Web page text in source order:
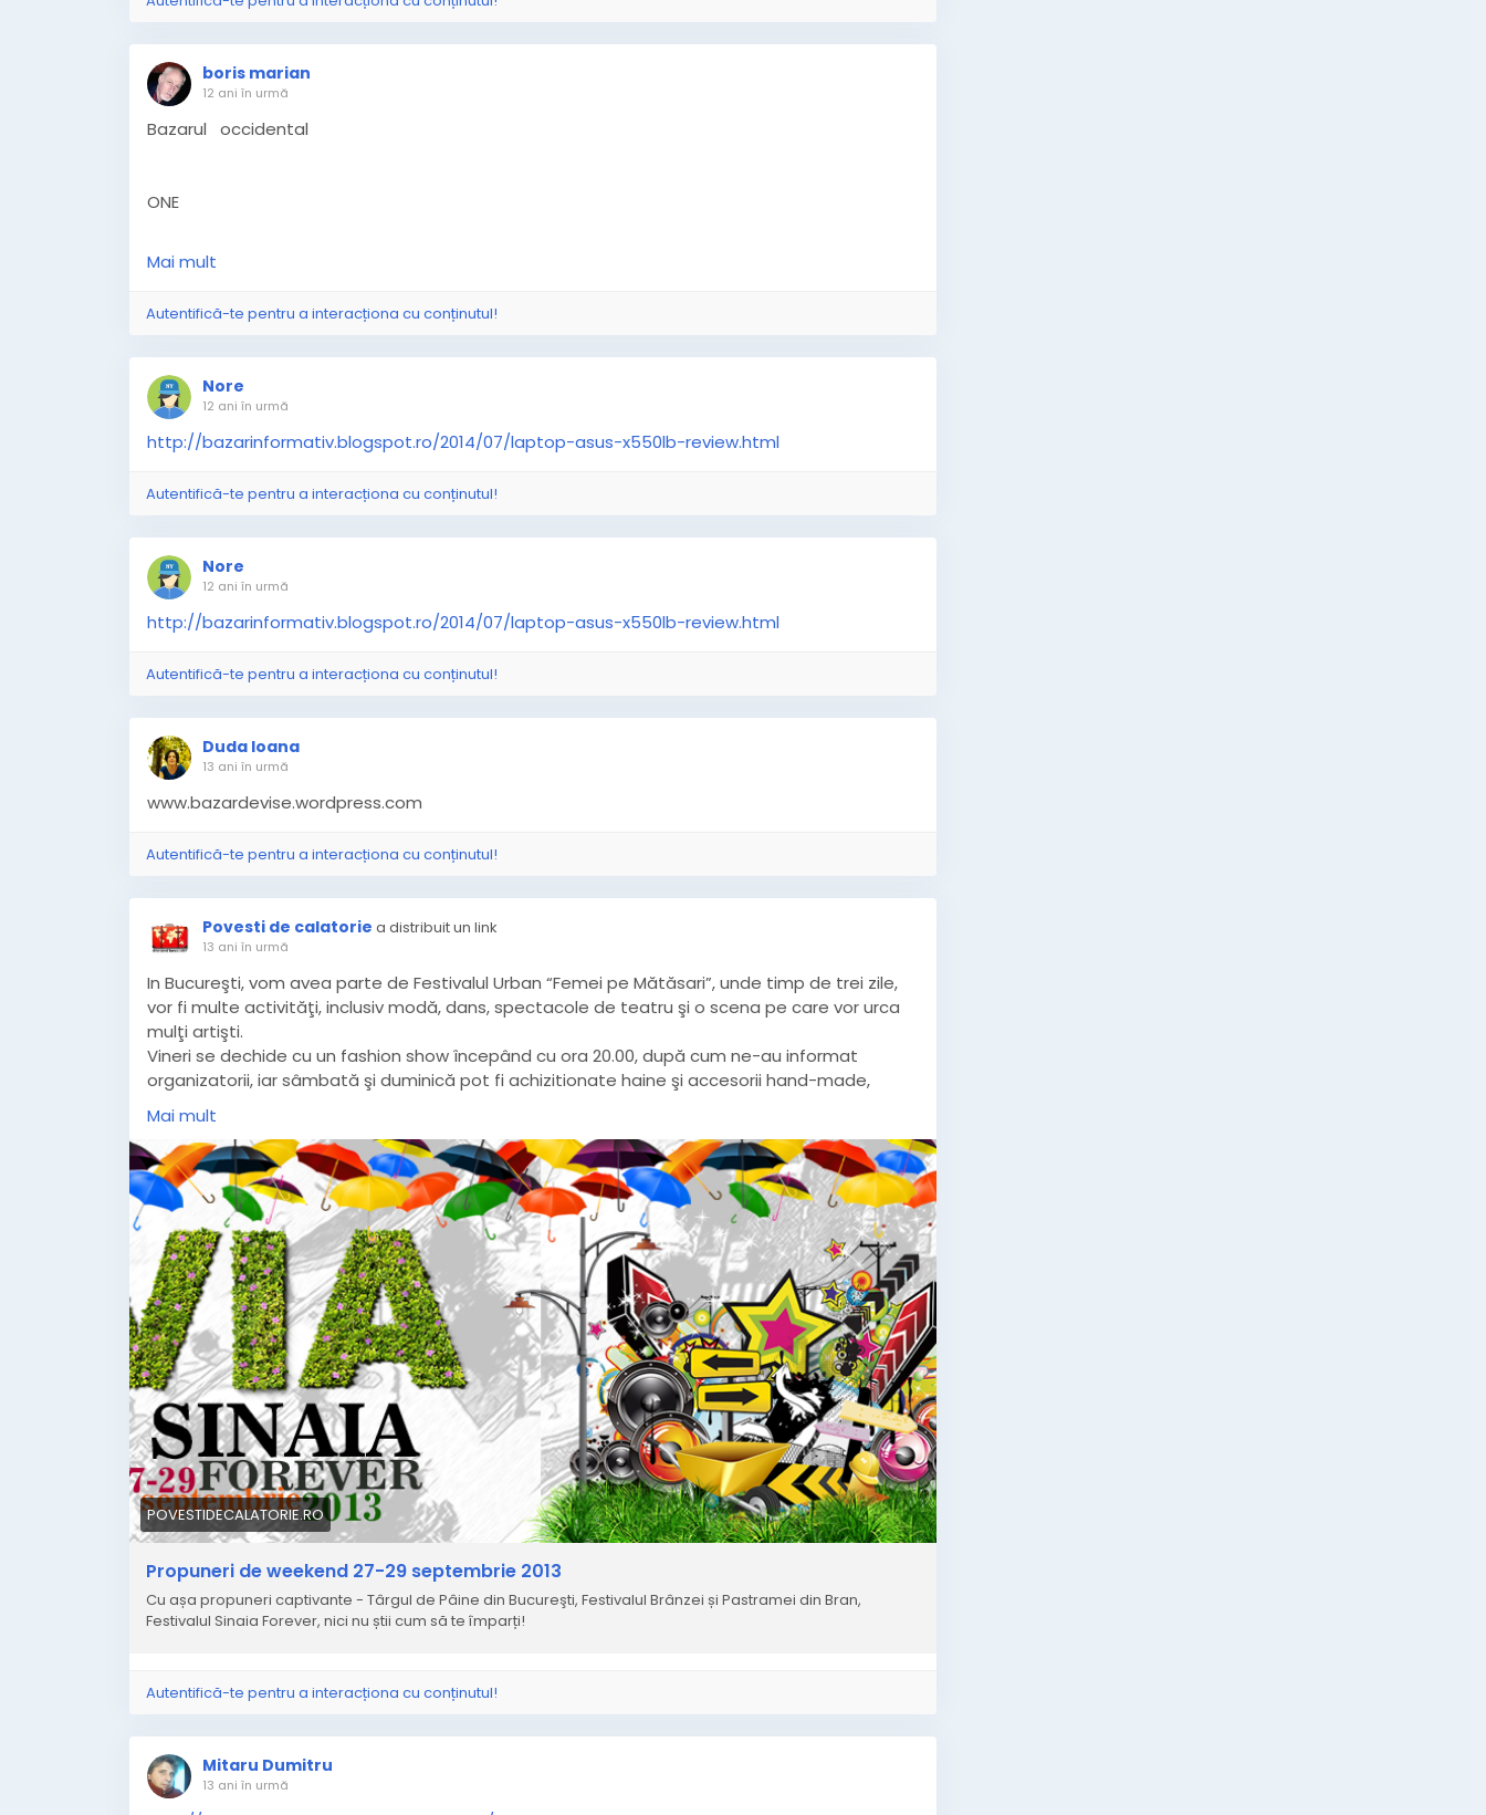
boris marian
12 ani în urmă
Bazarul occidental
ONE
Roșul e fată, albastrul - șofer,
Are-un hanger, ceafa de fier,
Imperiul se duce precum o
Herzog- portar la ASTORIA-MORIA,
Astfel se scrie istoria-gloria,
Unde nu-i nimeni, nici moarte nu este,
Stai în genunchi și citește
Marea durere, moartea cuiva,
Totul e-n basme lacrimogene,
O, Imogene, o, Magdalene,
Ce fericire, ce scumpă lacrimă,
viața de dincolo , fără de
cratimă,
harnic lucrează
sluga lui Nietzsche,
frate, cumnat sau amant
Berenicei.
Pe strada Străduinței –zece,
Mai mult
Autentifică-te pentru a interacționa cu conținutul!
Nore
12 ani în urmă
http://bazarinformativ.blogspot.ro/2014/07/laptop-asus-x550lb-review.html
Autentifică-te pentru a interacționa cu conținutul!
Nore
12 ani în urmă
http://bazarinformativ.blogspot.ro/2014/07/laptop-asus-x550lb-review.html
Autentifică-te pentru a interacționa cu conținutul!
Duda Ioana
13 ani în urmă
www.bazardevise.wordpress.com
Autentifică-te pentru a interacționa cu conținutul!
Povesti de calatorie a distribuit un link
13 ani în urmă
In Bucureşti, vom avea parte de Festivalul Urban “Femei pe Mătăsari”, unde timp de trei zile,
vor fi multe activităţi, inclusiv modă, dans, spectacole de teatru şi o scena pe care vor urca
mulţi artişti.
Vineri se dechide cu un fashion show începând cu ora 20.00, după cum ne-au informat
organizatorii, iar sâmbată şi duminică pot fi achizitionate haine şi accesorii hand-made,
suveniruri, delicatese bio şi alte obiecte la bazarul dedicat evenimentului.
Detalii:http://povestidecalatorie.ro/propuneri-de-weekend-27-29-septembrie-2013/
Mai mult
POVESTIDECALATORIE.RO
Propuneri de weekend 27-29 septembrie 2013
Cu așa propuneri captivante - Târgul de Pâine din Bucureşti, Festivalul Brânzei și Pastramei din Bran,
Festivalul Sinaia Forever, nici nu știi cum să te împarți!
Autentifică-te pentru a interacționa cu conținutul!
Mitaru Dumitru
13 ani în urmă